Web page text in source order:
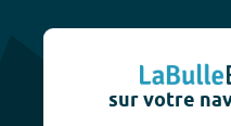
sur votre